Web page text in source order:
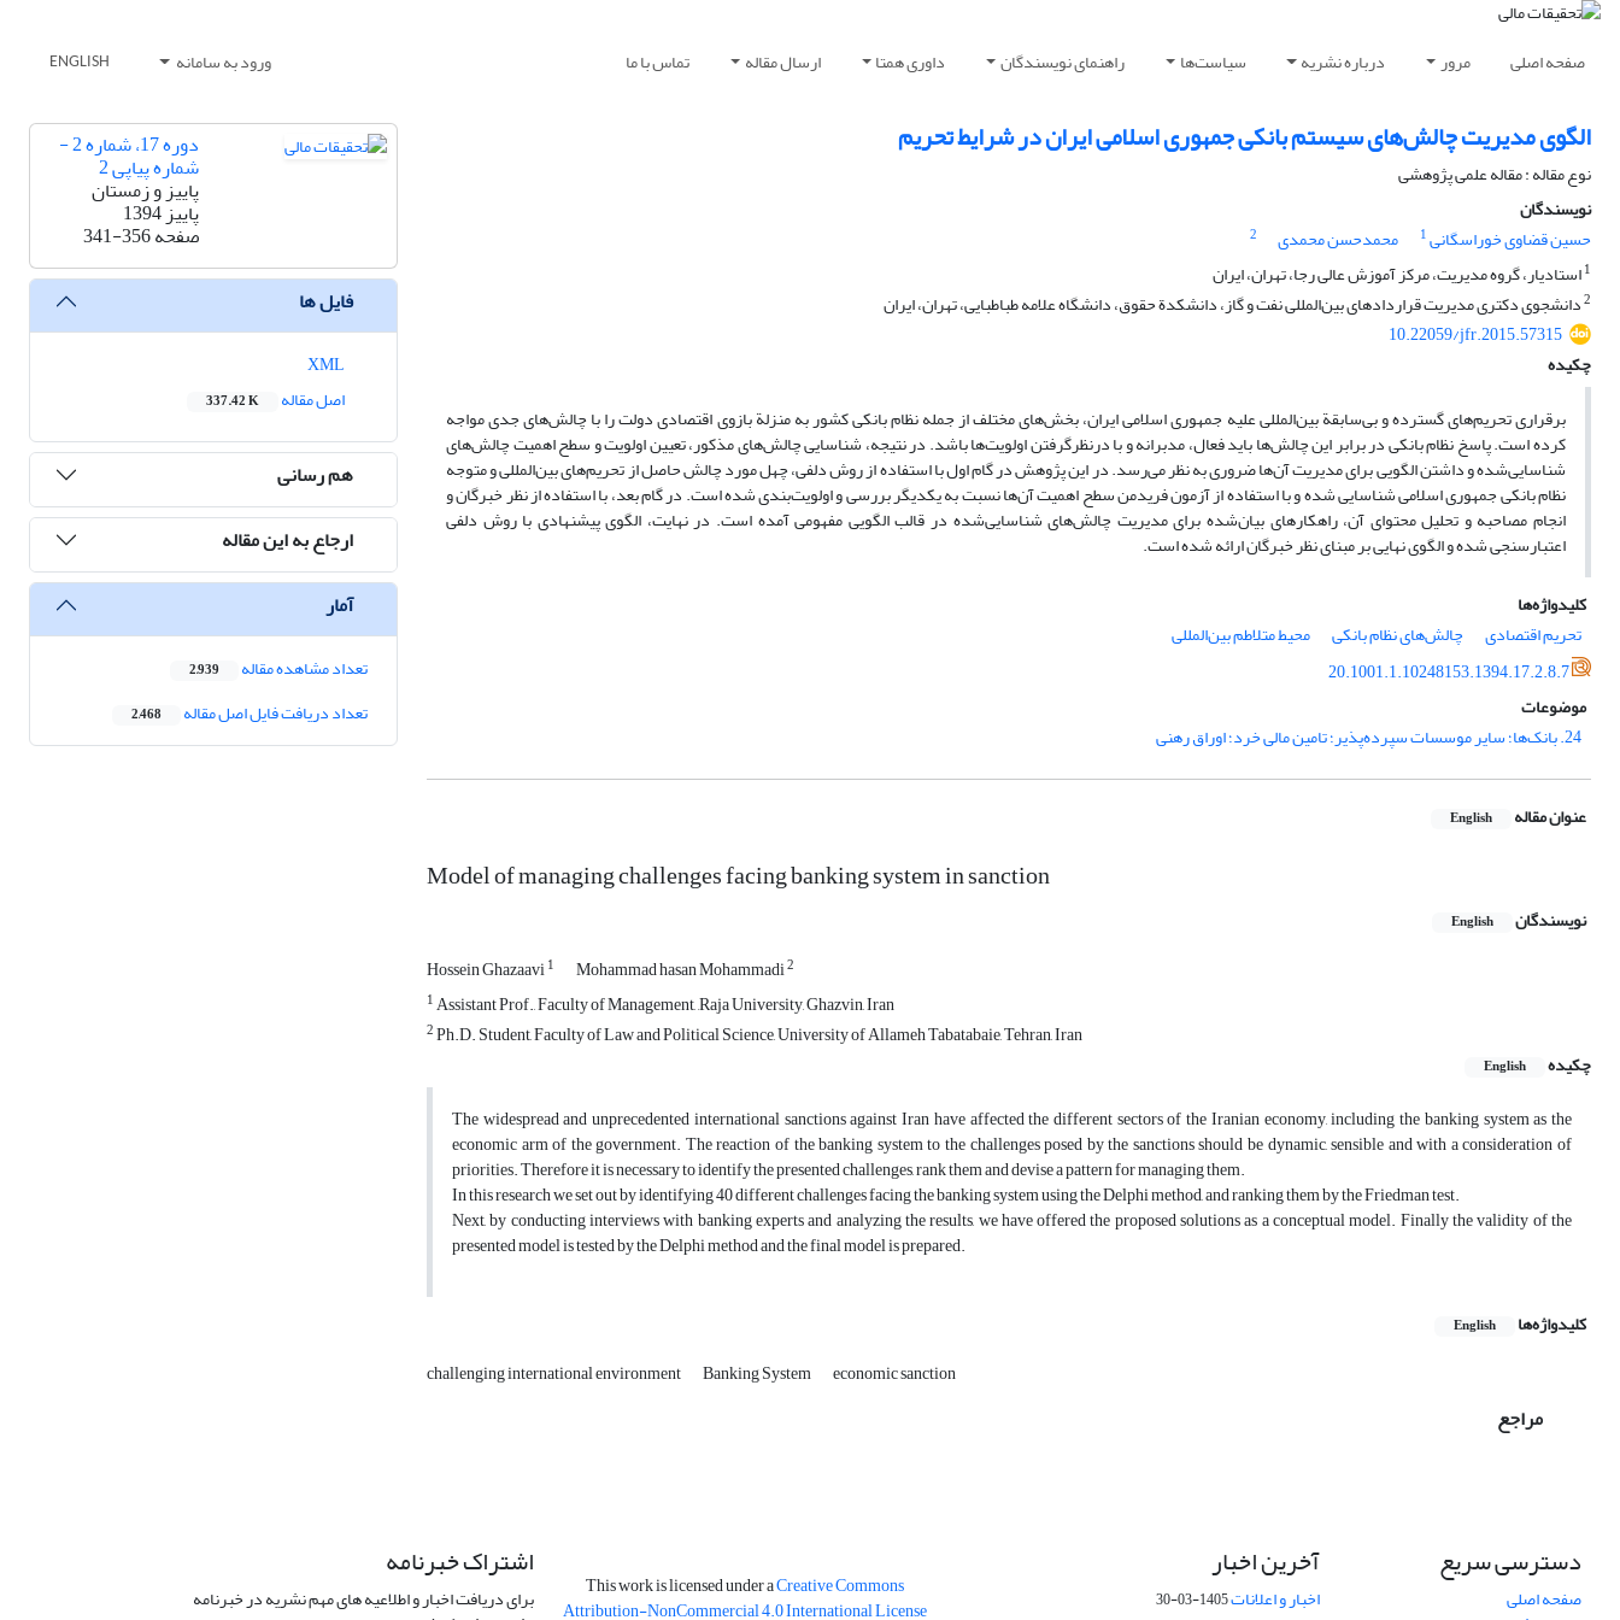
صفحه اصلی مرور درباره نشریه سیاست‌ها راهنمای نویسندگان داوری همتا ارسال مقاله تماس با ما ورود به سامانه ENGLISH
الگوی مدیریت چالش‌های سیستم بانکی جمهوری اسلامی ایران در شرایط تحریم
نوع مقاله : مقاله علمی پژوهشی
نویسندگان
حسین قضاوی خوراسگانی1 محمدحسن محمدی
2
1استادیار، گروه مدیریت، مرکز آموزش عالی رجا، تهران، ایران
2دانشجوی دکتری مدیریت قراردادهای بین‌المللی نفت و گاز، دانشکدة حقوق، دانشگاه علامه طباطبایی، تهران، ایران
10.22059/jfr.2015.57315
چکیده
برقراری تحریم‌های گسترده و بی‌سابقة بین‌المللی علیه جمهوری اسلامی ایران، بخش‌های مختلف از جمله نظام بانکی کشور به منزلة بازوی اقتصادی دولت را با چالش‌های جدی مواجه
کرده است. پاسخ نظام بانکی در برابر این چالش‌ها باید فعال، مدبرانه و با درنظرگرفتن اولویت‌ها باشد. در نتیجه، شناسایی چالش‌های مذکور، تعیین اولویت و سطح اهمیت چالش‌های
شناسایی‌شده و داشتن الگویی برای مدیریت آن‌ها ضروری به نظر می‌رسد. در این پژوهش در گام اول با استفاده از روش دلفی، چهل مورد چالش حاصل از تحریم‌های بین‌المللی و متوجه
نظام بانکی جمهوری اسلامی شناسایی شده و با استفاده از آزمون فریدمن سطح اهمیت آن‌ها نسبت به یکدیگر بررسی و اولویت‌بندی شده است. در گام بعد، با استفاده از نظر خبرگان و
انجام مصاحبه و تحلیل محتوای آن، راهکارهای بیان‌شده برای مدیریت چالش‌های شناسایی‌شده در قالب الگویی مفهومی آمده است. در نهایت، الگوی پیشنهادی با روش دلفی
اعتبارسنجی شده و الگوی نهایی بر مبنای نظر خبرگان ارائه شده است.
کلیدواژه‌ها
تحریم اقتصادی
چالش‌های نظام بانکی
محیط متلاطم بین‌المللی
20.1001.1.10248153.1394.17.2.8.7
موضوعات
24. بانک‌ها؛ سایر موسسات سپرده‌پذیر؛ تامین مالی خرد؛ اوراق رهنی
عنوان مقاله English
Model of managing challenges facing banking system in sanction
نویسندگان English
Hossein Ghazaavi1 Mohammad hasan Mohammadi2
1Assistant Prof., Faculty of Management, ,Raja University, Ghazvin, Iran
2Ph.D. Student, Faculty of Law and Political Science, University of Allameh Tabatabaie, Tehran, Iran
چکیده
English
The widespread and unprecedented international sanctions against Iran have affected the different sectors of the Iranian economy, including the banking system as the
economic arm of the government. The reaction of the banking system to the challenges posed by the sanctions should be dynamic, sensible and with a consideration of
priorities. Therefore it is necessary to identify the presented challenges, rank them and devise a pattern for managing them.
In this research we set out by identifying 40 different challenges facing the banking system using the Delphi method, and ranking them by the Friedman test.
Next, by conducting interviews with banking experts and analyzing the results, we have offered the proposed solutions as a conceptual model. Finally the validity of the
presented model is tested by the Delphi method and the final model is prepared.
کلیدواژه‌ها English
challenging international environment Banking System economic sanction
مراجع
دوره 17، شماره 2 -
شماره پیاپی 2
پاییز و زمستان
پاییز 1394
صفحه341-356
فایل ها
اصل مقاله
337.42 K
هم رسانی
ارجاع به این مقاله
آمار
تعداد مشاهده مقاله 2,939
تعداد دریافت فایل اصل مقاله 2,468
دسترسی سریع
صفحه اصلی
آخرین اخبار
اخبار و اعلانات1405-03-30
This work is licensed under aCreative Commons
Attribution-NonCommercial 4.0 International License
اشتراک خبرنامه
برای دریافت اخبار و اطلاعیه های مهم نشریه در خبرنامه